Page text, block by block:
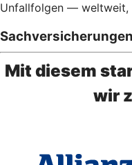
Unfallfolgen — weltweit,
Sachversicherungen
Mit diesem
wir